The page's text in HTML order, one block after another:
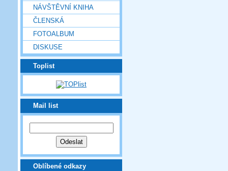
NÁVŠTĚVNÍ KNIHA
ČLENSKÁ
FOTOALBUM
DISKUSE
Toplist
Mail list
Oblíbené odkazy